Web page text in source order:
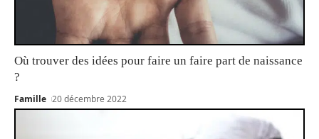
Où trouver des idées pour faire un faire part de naissance
?
Famille 20 décembre 2022